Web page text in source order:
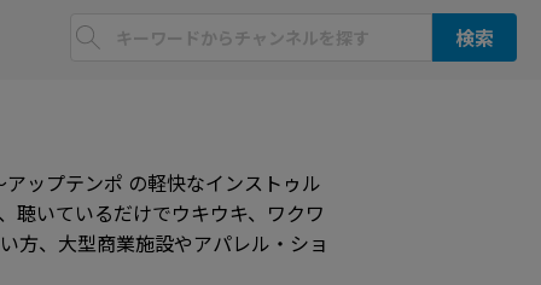
検索
ップテンポ の軽快なインストゥル
聴いているだけでウキウキ、ワクワ
方、大型商業施設やアパレル・ショ